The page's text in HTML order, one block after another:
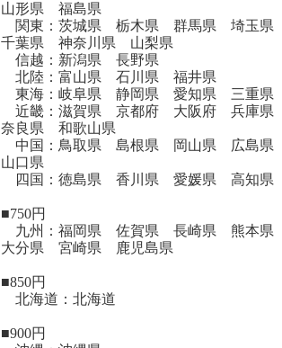
山形県 福島県
関東：茨城県 栃木県 群馬県 埼玉県
千葉県 神奈川県 山梨県
信越：新潟県 長野県
北陸：富山県 石川県 福井県
東海：岐阜県 静岡県 愛知県 三重県
近畿：滋賀県 京都府 大阪府 兵庫県
奈良県 和歌山県
中国：鳥取県 島根県 岡山県 広島県
山口県
四国：徳島県 香川県 愛媛県 高知県
■750円
九州：福岡県 佐賀県 長崎県 熊本県
大分県 宮崎県 鹿児島県
■850円
北海道：北海道
■900円